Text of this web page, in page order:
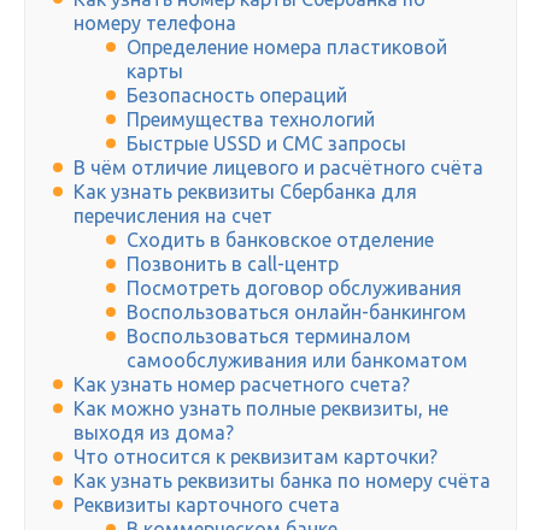
номеру телефона
Определение номера пластиковой
карты
Безопасность операций
Преимущества технологий
Быстрые USSD и СМС запросы
В чём отличие лицевого и расчётного счёта
Как узнать реквизиты Сбербанка для
перечисления на счет
Сходить в банковское отделение
Позвонить в call-центр
Посмотреть договор обслуживания
Воспользоваться онлайн-банкингом
Воспользоваться терминалом
самообслуживания или банкоматом
Как узнать номер расчетного счета?
Как можно узнать полные реквизиты, не
выходя из дома?
Что относится к реквизитам карточки?
Как узнать реквизиты банка по номеру счёта
Реквизиты карточного счета